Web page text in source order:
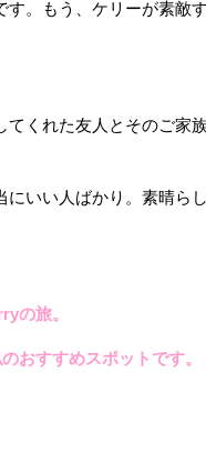
す。もう、ケリーが素敵
てくれた友人とそのご家
にいい人ばかり。素晴ら
の旅。
おすすめスポットです。